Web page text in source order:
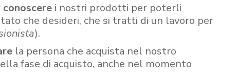
conoscerei nostri prodotti per poterli
che desideri, che si tratti di un lavoro per
).
la persona che acquista nel nostro
fase di acquisto, anche nel momento